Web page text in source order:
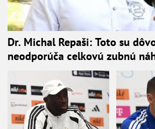
Dr. Michal Repaši: Toto su
neodporúča celkovú zubnú